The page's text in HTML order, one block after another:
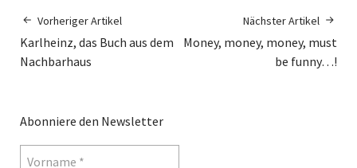
Vorheriger Artikel
Karlheinz, das Buch aus dem
Nachbarhaus
Nächster Artikel
Money, money, money, must
be funny…!
Abonniere den Newsletter